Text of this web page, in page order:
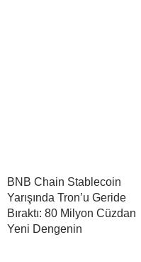
BNB Chain Stablecoin
Yarışında Tron’u Geride
Bıraktı: 80 Milyon Cüzdan
Yeni Dengenin